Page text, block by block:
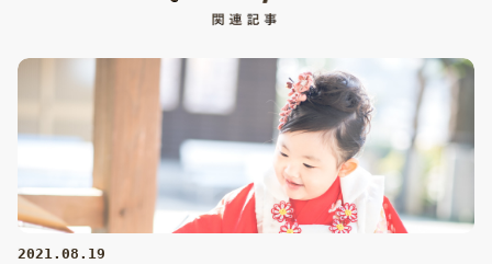
2021.08.19